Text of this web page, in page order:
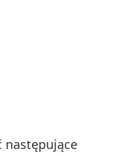
następujące